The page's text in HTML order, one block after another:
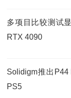
多项目比较测试
RTX 4090
Solidigm推出
PS5